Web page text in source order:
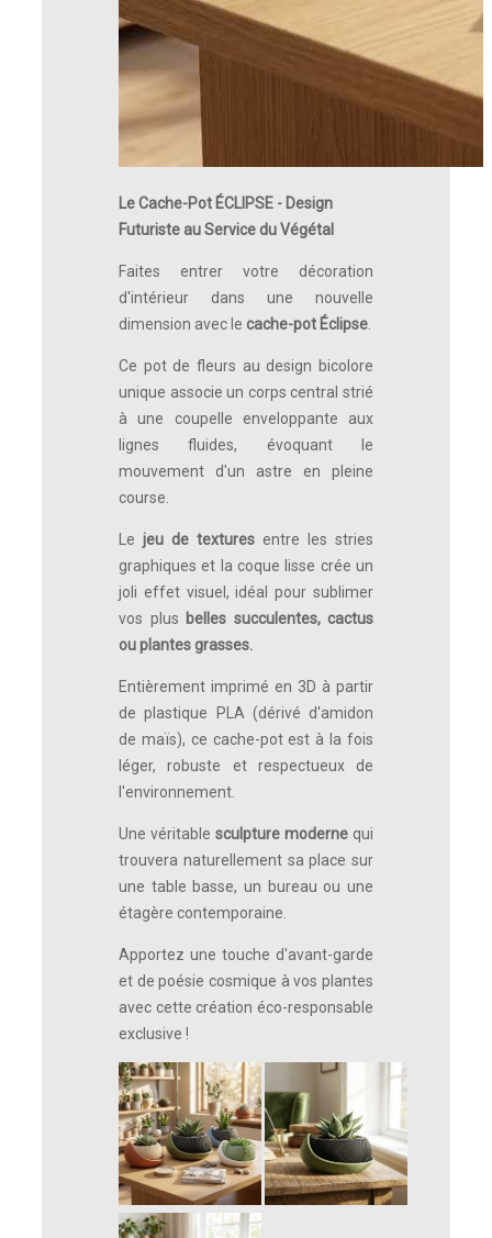
Le Cache-Pot ÉCLIPSE - Design
Futuriste au Service du Végétal
Faites entrer votre décoration
d'intérieur dans une nouvelle
dimension avec le cache-pot Éclipse
Ce pot de fleurs au design bicolore
unique associe un corps central strié
à une coupelle enveloppante aux
lignes fluides, évoquant le
mouvement d'un astre en pleine
course.
Le jeu de textures entre les stries
graphiques et la coque lisse crée un
joli effet visuel, idéal pour sublimer
vos plus belles succulentes, cactus
ou plantes grasses.
Entièrement imprimé en 3D à partir
de plastique PLA (dérivé d'amidon
de maïs), ce cache-pot est à la fois
léger, robuste et respectueux de
l'environnement.
Une véritable sculpture moderne qui
trouvera naturellement sa place sur
une table basse, un bureau ou une
étagère contemporaine.
Apportez une touche d'avant-garde
et de poésie cosmique à vos plantes
avec cette création éco-responsable
exclusive !